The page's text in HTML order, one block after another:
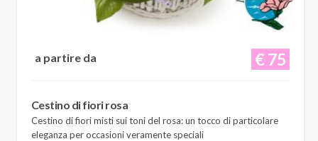
€ 75
a partire da
Cestino di fiori rosa
Cestino di fiori misti sui toni del rosa: un tocco di particolare
eleganza per occasioni veramente speciali